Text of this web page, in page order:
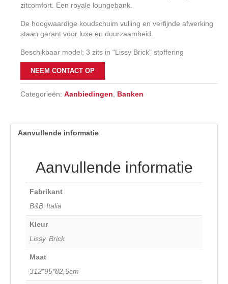
zitcomfort. Een royale loungebank.
De hoogwaardige koudschuim vulling en verfijnde afwerking
staan garant voor luxe en duurzaamheid.
Beschikbaar model; 3 zits in “Lissy Brick” stoffering
NEEM CONTACT OP
Categorieën:Aanbiedingen Banken
Aanvullende informatie
Aanvullende informatie
Fabrikant
B&B Italia
Kleur
Lissy Brick
Maat
312*95*82,5cm